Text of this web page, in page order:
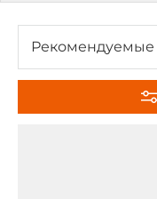
CAN ↔ другие
Рекомендуемые